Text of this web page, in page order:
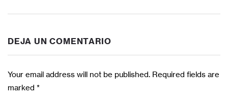
DEJA UN COMENTARIO
Your email address will not be published. Required fields are
marked *